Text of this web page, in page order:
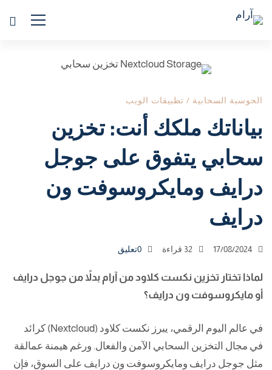
ملكك
أنت:
تخزين
سحابي
يتفوق
على
جوجل
درايف
ومايكروسوفت
ون
درايف
الحوسبة السحابية / تطبيقات الويب
بياناتك ملكك أنت: تخزين
سحابي يتفوق على جوجل
درايف ومايكروسوفت ون
درايف
0تعليق
لماذا تختار تخزين نكست كلاود من آرام بدلاً من جوجل درايف
أو مايكروسوفت ون درايف؟
في عالم اليوم الرقمي، يبرز نكست كلاود (Nextcloud) كرائد
في مجال التخزين السحابي الآمن والفعال. ورغم هيمنة عمالقة
مثل جوجل درايف ومايكروسوفت ون درايف على السوق، فإن